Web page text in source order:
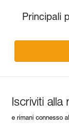
Principali
Iscriviti alla
e rimani connesso